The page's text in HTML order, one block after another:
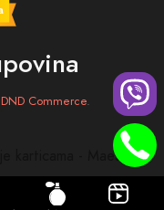
DND Commerce.